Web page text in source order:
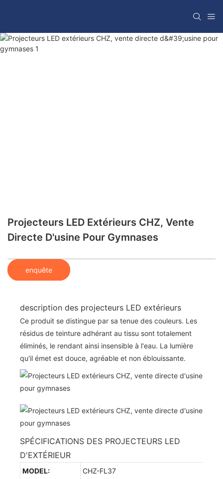
Projecteurs LED Extérieurs CHZ, Vente
Directe D'usine Pour Gymnases
enquête
description des projecteurs LED extérieurs
Ce produit se distingue par sa tenue des couleurs. Les
résidus de teinture adhérant au tissu sont totalement
éliminés, le rendant ainsi insensible à l'eau. La lumière
qu'il émet est douce, agréable et non éblouissante.
SPÉCIFICATIONS DES PROJECTEURS LED
D'EXTÉRIEUR
MODEL:
CHZ-FL37